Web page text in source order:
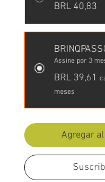
BRL 40,83
Assine por 3
BRL 39,61
meses
Agregar